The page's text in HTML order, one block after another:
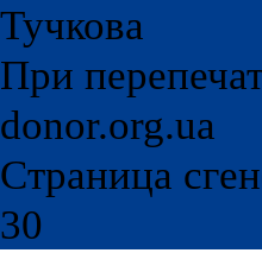
Тучкова
При
donor.org.ua
Страница
30